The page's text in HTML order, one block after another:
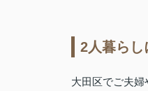
2人暮らし
大田区でご夫